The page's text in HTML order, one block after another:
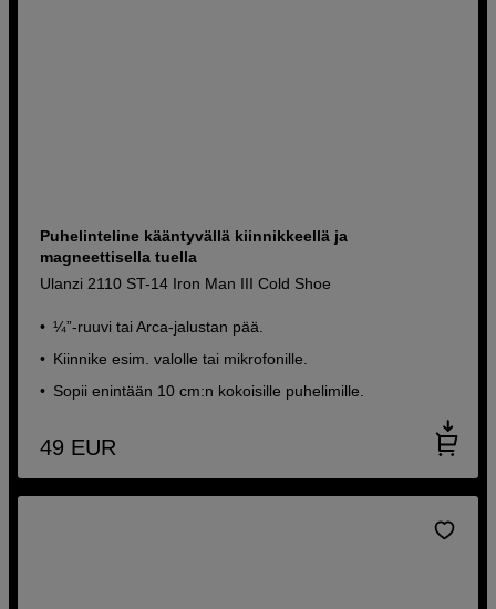
Puhelinteline kääntyvällä kiinnikkeellä ja
magneettisella tuella
Ulanzi 2110 ST-14 Iron Man III Cold Shoe
¼”-ruuvi tai Arca-jalustan pää.
Kiinnike esim. valolle tai mikrofonille.
Sopii enintään 10 cm:n kokoisille puhelimille.
49 EUR